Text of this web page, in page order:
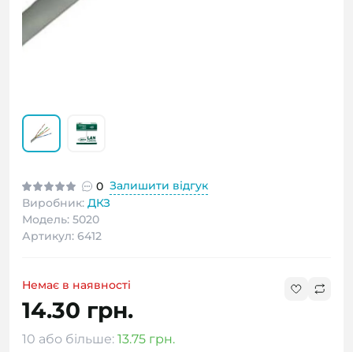
0 Залишити відгук
Виробник: ДКЗ
Модель: 5020
Артикул: 6412
Немає в наявності
14.30 грн.
10 або більше: 13.75 грн.